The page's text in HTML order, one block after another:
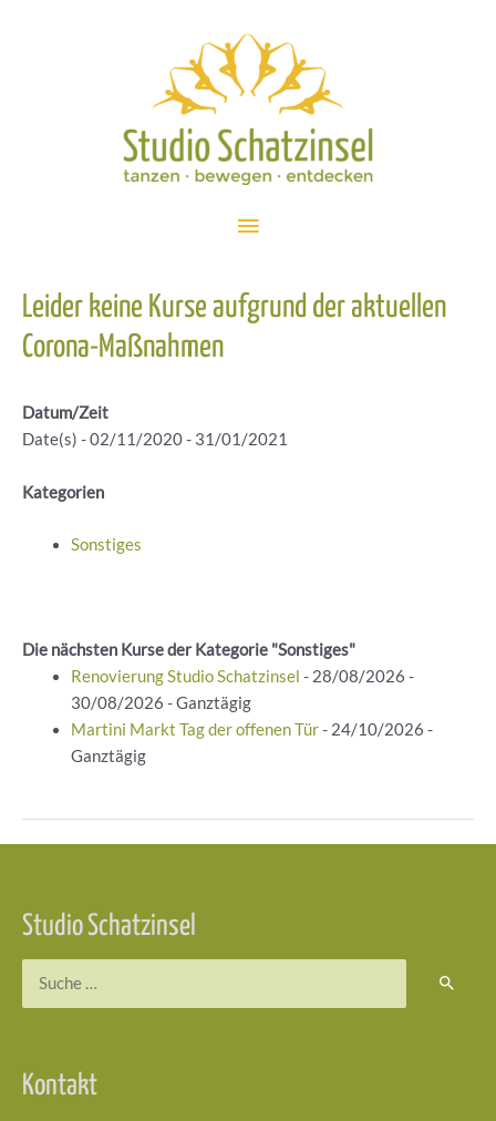
Hauptmenü
Leider keine Kurse aufgrund der aktuellen
Corona-Maßnahmen
Datum/Zeit
Date(s) - 02/11/2020 - 31/01/2021
Kategorien
Sonstiges
Die nächsten Kurse der Kategorie "Sonstiges"
Renovierung Studio Schatzinsel - 28/08/2026 -
30/08/2026 - Ganztägig
Martini Markt Tag der offenen Tür- 24/10/2026 -
Ganztägig
Studio Schatzinsel
Kontakt